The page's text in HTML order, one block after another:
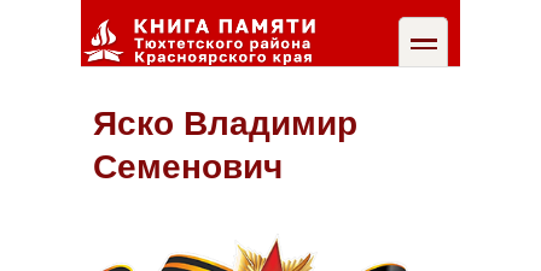
toggle
Яско Владимир
Семенович